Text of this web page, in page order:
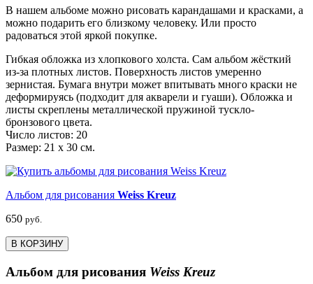
В нашем альбоме можно рисовать карандашами и красками, а
можно подарить его близкому человеку. Или просто
радоваться этой яркой покупке.
Гибкая обложка из хлопкового холста. Сам альбом жёсткий
из-за плотных листов. Поверхность листов умеренно
зернистая. Бумага внутри может впитывать много краски не
деформируясь (подходит для акварели и гуаши). Обложка и
листы скреплены металлической пружиной тускло-
бронзового цвета.
Число листов: 20
Размер: 21 х 30 см.
Альбом для рисования Weiss Kreuz
650 руб.
В КОРЗИНУ
Альбом для рисования Weiss Kreuz